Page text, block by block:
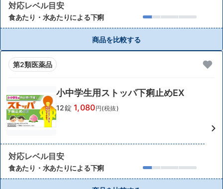
対応レベル目安
食あたり・水あたりによる下痢
商品を比較する
第2類医薬品
小中学生用ストッパ下痢止めEX
12錠 1,080円(税抜)
対応レベル目安
食あたり・水あたりによる下痢